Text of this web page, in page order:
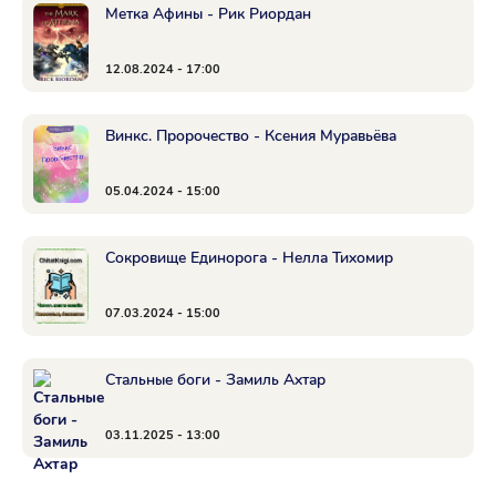
Метка Афины - Рик Риордан
12.08.2024 - 17:00
Винкс. Пророчество - Ксения Муравьёва
05.04.2024 - 15:00
Сокровище Единорога - Нелла Тихомир
07.03.2024 - 15:00
Стальные боги - Замиль Ахтар
03.11.2025 - 13:00